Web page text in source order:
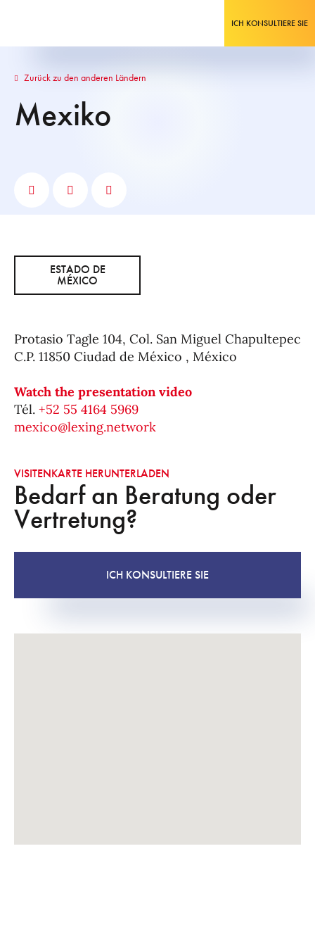
ICH KONSULTIERE SIE
Zurück zu den anderen Ländern
Mexiko
Bedarf an Beratung oder
Vertretung?
ICH KONSULTIERE SIE
ESTADO DE
MÉXICO
Protasio Tagle 104, Col. San Miguel Chapultepec
C.P. 11850 Ciudad de México , México
Watch the presentation video
Tél. +52 55 4164 5969
mexico@lexing.network
VISITENKARTE HERUNTERLADEN